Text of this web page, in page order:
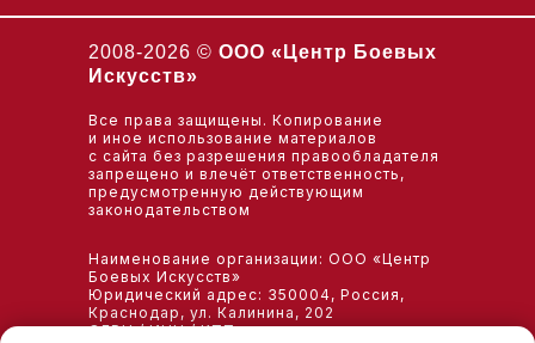
Наименование организации: ООО «Центр
Боевых Искусств»
Юридический адрес: 350004, Россия,
Краснодар, ул. Калинина, 202
ОГРН / ИНН / КПП
Все права защищены. Копирование
и иное использование материалов
с сайта без разрешения правообладателя
запрещено и влечёт ответственность,
предусмотренную действующим
законодательством
2008-2026 © ООО «Центр Боевых
Искусств»